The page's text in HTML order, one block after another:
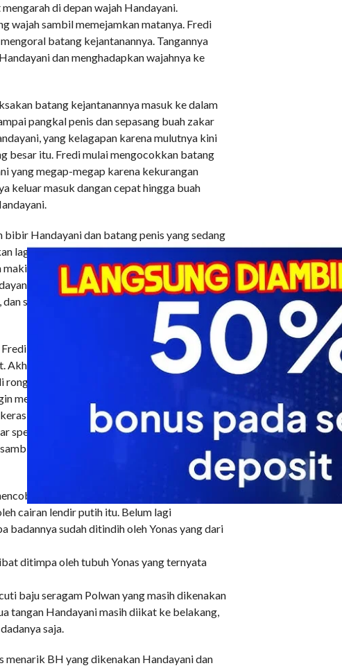
di depan wajah Handayani.
wajah sambil memejamkan matanya. Fredi
batang kejantanannya. Tangannya
dan menghadapkan wajahnya ke
batang kejantanannya masuk ke dalam
pangkal penis dan sepasang buah zakar
yang kelagapan karena mulutnya kini
besar itu. Fredi mulai mengocokkan batang
yang megap-megap karena kekurangan
keluar masuk dangan cepat hingga buah
Handayani dan batang penis yang sedang
lagi. Hal ini membuat Fredi yang sedang
mempercepat gerakan pinggulnya yang
Batang penisnya juga semakin cepat
sesekali membuat Handayani tersedak dan
sudah dikulumnya dan membuat
Akhirnya tubuh Fredi pun mengejan keras dan
mulut Handayani. Hal ini membuat
memuntahkannya keluar namun pegangan
sekali, sehingga dengan terpaksa
sperma itu.
merebahkan badannya ke samping tubuh
memuntahkan sperma dari rongga
cairan lendir putih itu. Belum lagi
badannya sudah ditindih oleh Yonas yang dari
ditimpa oleh tubuh Yonas yang ternyata
baju seragam Polwan yang masih dikenakan
tangan Handayani masih diikat ke belakang,
saja.
menarik BH yang dikenakan Handayani dan